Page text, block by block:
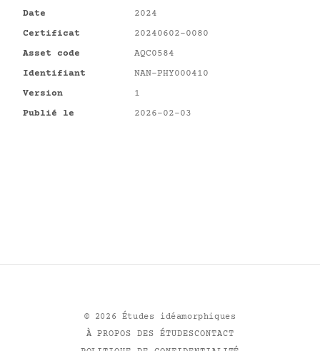
Date
2024
Certificat
20240602-0080
Asset code
AQC0584
Identifiant
NAN-PHY000410
Version
1
Publié le
2026-02-03
© 2026 Études idéamorphiques
À PROPOS DES ÉTUDESCONTACT